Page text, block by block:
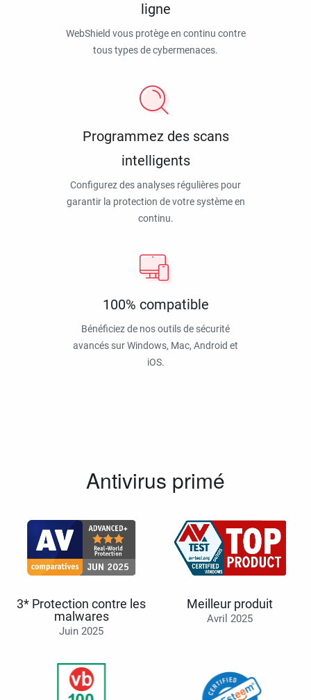
ligne
WebShield vous protège en continu contre
tous types de cybermenaces.
Programmez des scans
intelligents
Configurez des analyses régulières pour
garantir la protection de votre système en
continu.
100% compatible
Bénéficiez de nos outils de sécurité
avancés sur Windows, Mac, Android et
iOS.
Antivirus primé
3* Protection contre les
malwares
Juin 2025
Meilleur produit
Avril 2025